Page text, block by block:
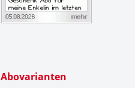
Abovarianten